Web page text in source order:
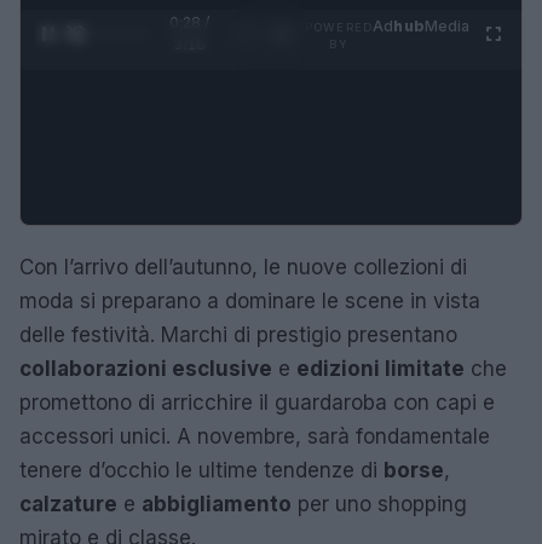
0:29 /
AdhubMedia
Con l’arrivo dell’autunno, le nuove collezioni di
moda si preparano a dominare le scene in vista
delle festività. Marchi di prestigio presentano
collaborazioni esclusive e edizioni limitate che
promettono di arricchire il guardaroba con capi e
accessori unici. A novembre, sarà fondamentale
tenere d’occhio le ultime tendenze di borse,
calzature e abbigliamento per uno shopping
mirato e di classe.